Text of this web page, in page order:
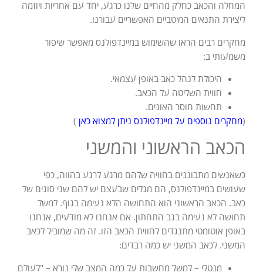
המחלה והכאב כחלק מהחיים שלנו כרגע, יחד עם אחריות ויוזמה
ליצירת התנאים המיטביים האפשריים עבורנו.
מחקרים רבים הראו שהשימוש במיינדפולנס מאפשר שיפור
משמעותי ב:
היכולת לנהל כאב באופן עצמאי.
חווית השליטה על הכאב.
תחשות חוסר האונים.
(מחקרים נוספים על מיינדפולנס ניתן למצוא כאן )
הכאב הראשוני והמשני
כשאנשים מתבוננים בחוויה שלהם מרגע לרגע בהווה, כפי
שעושים במיינדפולנס, הם מגלים שבעצם יש להם שני סוגים של
כאב. הכאב הראשוני הוא התחושה הלא נעימה בגוף. למשל
תחושה לא נעימה בגב התחתון. אם אנחנו לא מודעים, אנחנו
באופן אוטומטי מתנגדים לחווית הכאב הזו. זה מה שמוביל לכאב
המשני. לכאב המשני יש כמה רבדים:
מנטלי – למשל מחשבות על כמה המצב שלי נורא – "לעולם